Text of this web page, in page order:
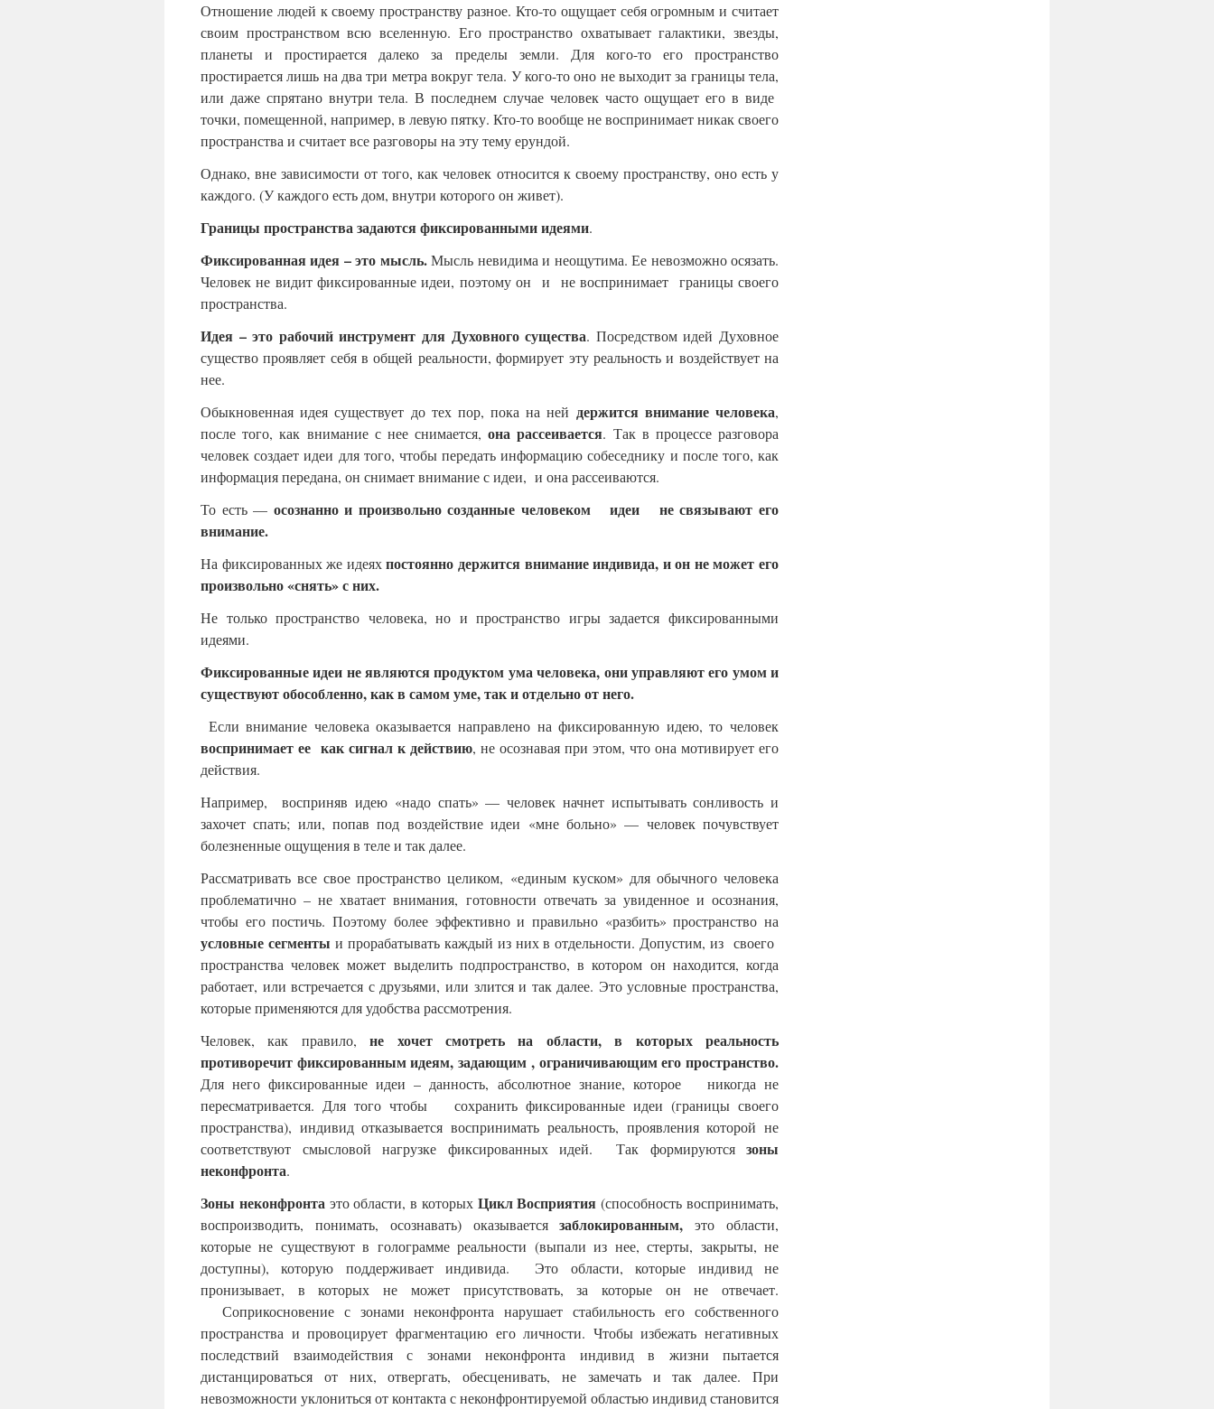
Отношение людей к своему пространству разное. Кто-то ощущает себя огромным и считает
своим пространством всю вселенную. Его пространство охватывает галактики, звезды,
планеты и простирается далеко за пределы земли. Для кого-то его пространство
простирается лишь на два три метра вокруг тела. У кого-то оно не выходит за границы тела,
или даже спрятано внутри тела. В последнем случае человек часто ощущает его в виде
точки, помещенной, например, в левую пятку. Кто-то вообще не воспринимает никак своего
пространства и считает все разговоры на эту тему ерундой.
Однако, вне зависимости от того, как человек относится к своему пространству, оно есть у
каждого. (У каждого есть дом, внутри которого он живет).
Границы пространства задаются фиксированными идеями.
Фиксированная идея – это мысль.Мысль невидима и неощутима. Ее невозможно осязать.
Человек не видит фиксированные идеи, поэтому он и не воспринимает границы своего
пространства.
Идея – это рабочий инструмент для Духовного существа. Посредством идей Духовное
существо проявляет себя в общей реальности, формирует эту реальность и воздействует на
нее.
Обыкновенная идея существует до тех пор, пока на ней держится внимание человека,
после того, как внимание с нее снимается,она рассеивается. Так в процессе разговора
человек создает идеи для того, чтобы передать информацию собеседнику и после того, как
информация передана, он снимает внимание с идеи, и она рассеиваются.
То есть — осознанно и произвольно созданные человеком идеи не связывают его
внимание.
На фиксированных же идеяхпостоянно держится внимание индивида, и он не может его
произвольно «снять» с них.
Не только пространство человека, но и пространство игры задается фиксированными
идеями.
Фиксированные идеи не являются продуктом ума человека, они управляют его умом и
существуют обособленно, как в самом уме, так и отдельно от него.
Если внимание человека оказывается направлено на фиксированную идею, то человек
воспринимает ее как сигнал к действию, не осознавая при этом, что она мотивирует его
действия.
Например, восприняв идею «надо спать» — человек начнет испытывать сонливость и
захочет спать; или, попав под воздействие идеи «мне больно» — человек почувствует
болезненные ощущения в теле и так далее.
Рассматривать все свое пространство целиком, «единым куском» для обычного человека
проблематично – не хватает внимания, готовности отвечать за увиденное и осознания,
чтобы его постичь. Поэтому более эффективно и правильно «разбить» пространство на
условные сегменты и прорабатывать каждый из них в отдельности. Допустим, из своего
пространства человек может выделить подпространство, в котором он находится, когда
работает, или встречается с друзьями, или злится и так далее. Это условные пространства,
которые применяются для удобства рассмотрения.
Человек, как правило,не хочет смотреть на области, в которых реальность
противоречит фиксированным идеям, задающим , ограничивающим его пространство.
Для него фиксированные идеи – данность, абсолютное знание, которое никогда не
пересматривается. Для того чтобы сохранить фиксированные идеи (границы своего
пространства), индивид отказывается воспринимать реальность, проявления которой не
соответствуют смысловой нагрузке фиксированных идей. Так формируются зоны
неконфронта.
Зоны неконфронта это области, в которых Цикл Восприятия (способность воспринимать,
воспроизводить, понимать, осознавать) оказываетсязаблокированным, это области,
которые не существуют в голограмме реальности (выпали из нее, стерты, закрыты, не
доступны), которую поддерживает индивида. Это области, которые индивид не
пронизывает, в которых не может присутствовать, за которые он не отвечает.
Соприкосновение с зонами неконфронта нарушает стабильность его собственного
пространства и провоцирует фрагментацию его личности. Чтобы избежать негативных
последствий взаимодействия с зонами неконфронта индивид в жизни пытается
дистанцироваться от них, отвергать, обесценивать, не замечать и так далее. При
невозможности уклониться от контакта с неконфронтируемой областью индивид становится